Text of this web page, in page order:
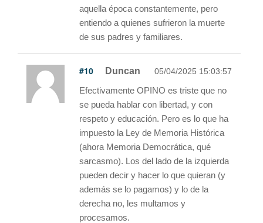
aquella época constantemente, pero
entiendo a quienes sufrieron la muerte
de sus padres y familiares.
#10 Duncan 05/04/2025 15:03:57
Efectivamente OPINO es triste que no
se pueda hablar con libertad, y con
respeto y educación. Pero es lo que ha
impuesto la Ley de Memoria Histórica
(ahora Memoria Democrática, qué
sarcasmo). Los del lado de la izquierda
pueden decir y hacer lo que quieran (y
además se lo pagamos) y lo de la
derecha no, les multamos y
procesamos.